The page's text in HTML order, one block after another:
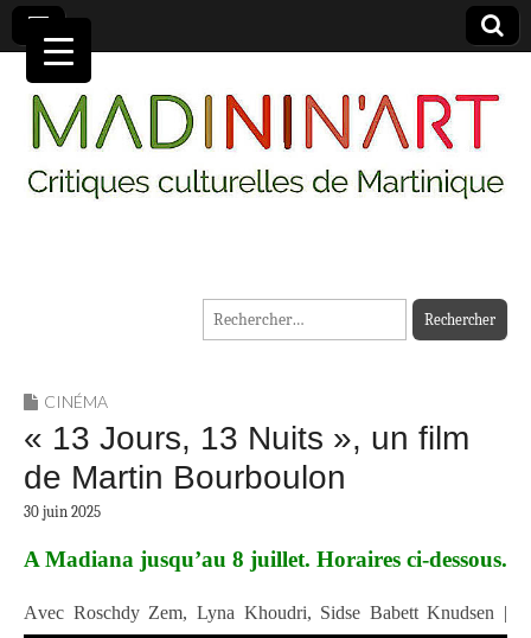
MADININ'ART
Rechercher :
CINÉMA
« 13 Jours, 13 Nuits », un film
de Martin Bourboulon
30 juin 2025
A Madiana jusqu’au 8 juillet. Horaires ci-dessous.
Avec Roschdy Zem, Lyna Khoudri, Sidse Babett Knudsen |